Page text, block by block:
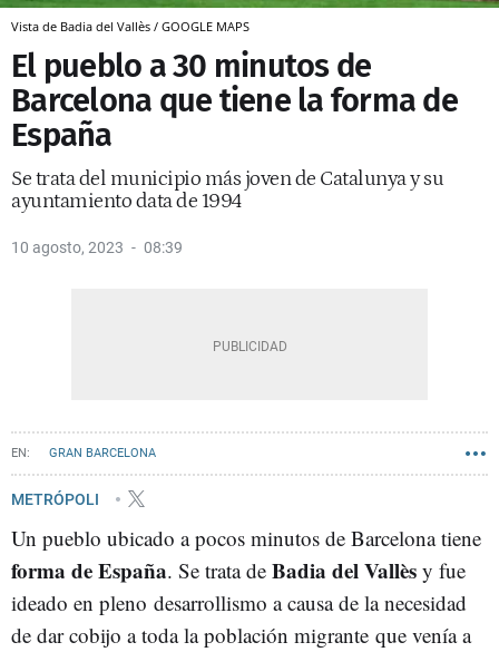
Vista de Badia del Vallès / GOOGLE MAPS
El pueblo a 30 minutos de
Barcelona que tiene la forma de
España
Se trata del municipio más joven de Catalunya y su
ayuntamiento data de 1994
10 agosto, 2023 08:39
GRAN BARCELONA
METRÓPOLI
Un pueblo ubicado a pocos minutos de Barcelona tiene
forma de España. Se trata de Badia del Vallès y fue
ideado en pleno desarrollismo a causa de la necesidad
de dar cobijo a toda la población migrante que venía a